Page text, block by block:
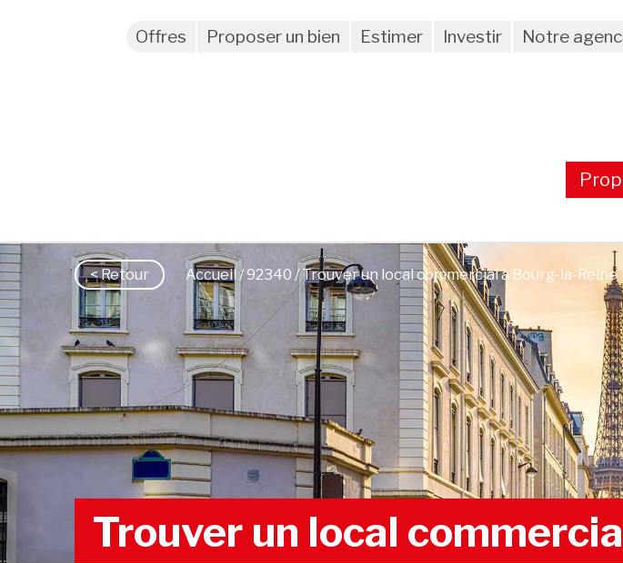
Offres Proposer un bien Estimer Investir Notre
< Retour Accueil/92340 / Trouver un local commercial à Bourg-la-Reine
Trouver un local